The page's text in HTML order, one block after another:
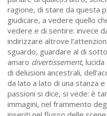
ragione, di stare da questa
giudicare, a vedere quello
vedere e di sentire: invece
indirizzare altrove
sguardo, guardare al di
amaro divertissement,
di delusioni ancestrali,
da lato a lato di una stanza
passioni si dice, si vede: è
immagini, nel frammento